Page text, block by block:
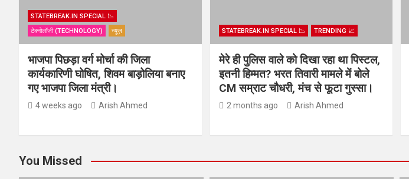
STATEBREAK.IN SPECIAL 📉
टेक्नोलॉजी (TECHNOLOGY)
न्यूज़
भाजपा पिछड़ा वर्ग मोर्चा की जिला
कार्यकारिणी घोषित, शिवम बाड़ोलिया बनाए
गए भाजपा जिला मंत्री।
4 weeks ago Arish Ahmed
STATEBREAK.IN SPECIAL 📉 TRENDING 📈
मेरे ही पुलिस वाले को दिखा रहा था पिस्टल,
इतनी हिम्मत? भरत तिवारी मामले में बोले
CM सम्राट चौधरी, मंच से फूटा गुस्सा।
2 months ago Arish Ahmed
You Missed